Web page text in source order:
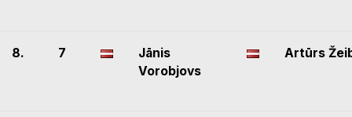
8. 7
Jānis
Vorobjovs
Artūrs